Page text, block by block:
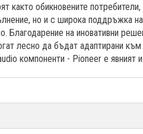
както обикновените
но и с широка поддръжка
Благодарение на иновативни
лесно да бъдат адаптирани
компоненти - Pioneer е явният